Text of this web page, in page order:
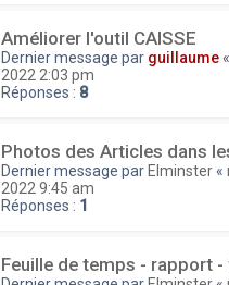
Améliorer l'outil CAISSE
Dernier message par guillaume «
2022 2:03 pm
Réponses : 8
Photos des Articles dans
Dernier message parElminster «
2022 9:45 am
Réponses : 1
Feuille de temps - rapport